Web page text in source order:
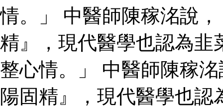
情。」 中醫師陳稼洺說
精』，現代醫學也認為韭
整心情。」 中醫師陳稼
陽固精』，現代醫學也